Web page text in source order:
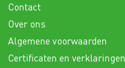
Contact
Over ons
Algemene voorwaarden
Certificaten en verklaringen